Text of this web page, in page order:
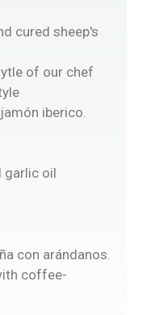
cured sheep's
of our chef
iberico.
garlic oil
con arándanos.
coffee-